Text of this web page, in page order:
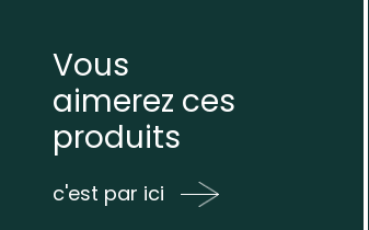
Vous
aimerez ces
produits
c'est par ici